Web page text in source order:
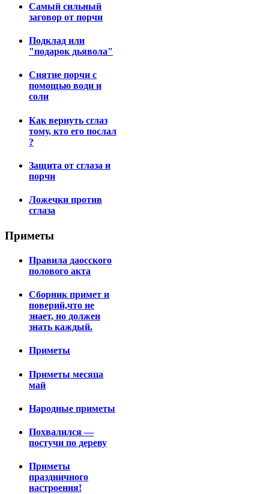
Самый сильный
заговор от порчи
Подклад или
"подарок дьявола"
Снятие порчи с
помощью води и
соли
Как вернуть сглаз
тому, кто его послал
?
Защита от сглаза и
порчи
Ложечки против
сглаза
Приметы
Правила даосского
полового акта
Сборник примет и
поверий,что не
знает, но должен
знать каждый.
Приметы
Приметы месяца
май
Народные приметы
Похвалился —
постучи по дереву
Приметы
праздничного
настроения!